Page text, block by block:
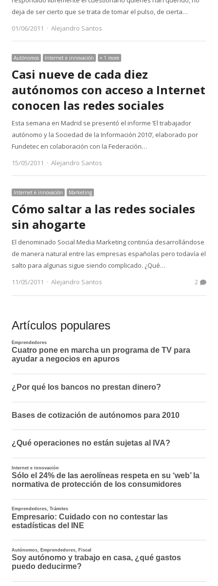
deja de ser cierto que se trata de tomar el pulso, de cierta…
01/06/2011
Author
Alejandro Santos
Autónomos Internet e innovación + 1 more
Casi nueve de cada diez
autónomos con acceso a Internet
conocen las redes sociales
Esta semana en Madrid se presentó el informe ‘El trabajador
autónomo y la Sociedad de la Información 2010’, elaborado por
Fundetec en colaboración con la Federación…
15/05/2011
Author
Alejandro Santos
Internet e innovación Marketing
Cómo saltar a las redes sociales
sin ahogarte
El denominado Social Media Marketing continúa desarrollándose
de manera natural entre las empresas españolas pero todavía el
salto para algunas sigue siendo complicado. ¿Qué…
11/05/2011
Author
Alejandro Santos 2
Artículos populares